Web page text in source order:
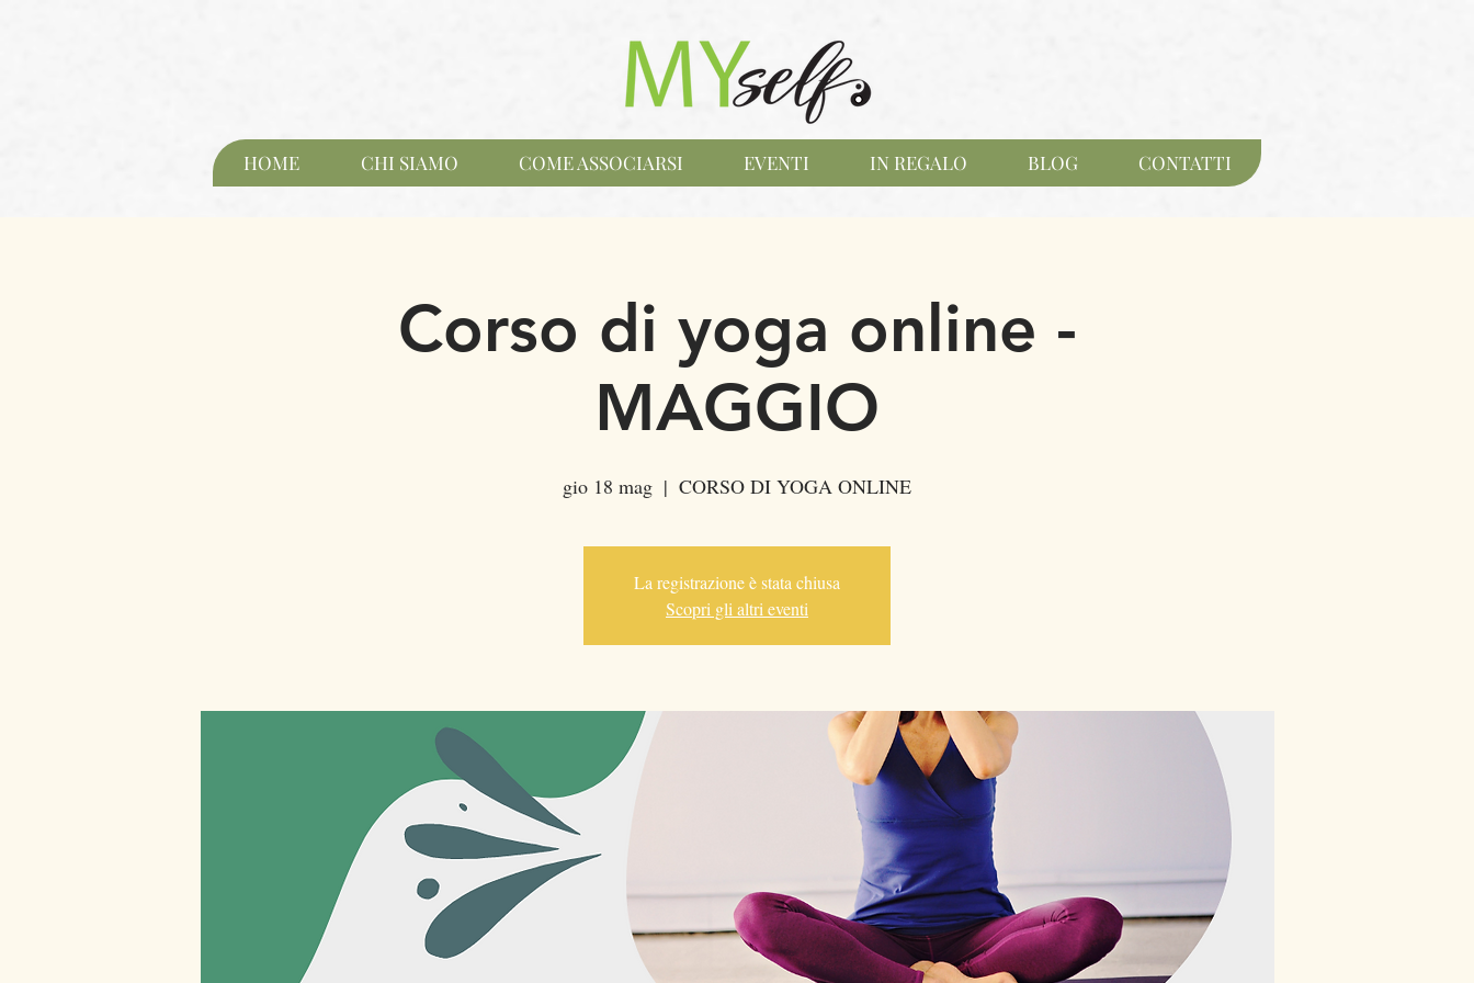
HOME CHI SIAMO COME ASSOCIARSI EVENTI IN REGALO BLOG CONTATTI
Corso di yoga online -
MAGGIO
gio 18 mag
  |
CORSO DI YOGA ONLINE
La registrazione è stata chiusa
Scopri gli altri eventi